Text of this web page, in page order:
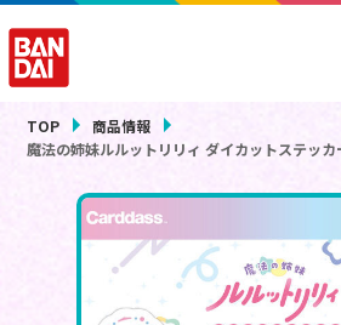
TOP
商品情報
魔法の姉妹ルルットリリィ ダイカットステッカ